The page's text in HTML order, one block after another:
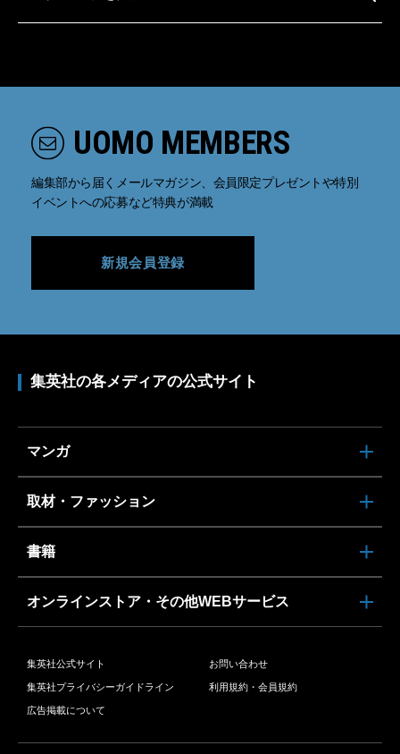
UOMO MEMBERS
編集部から届くメールマガジン、会員限定プレゼントや特別
イベントへの応募など特典が満載
新規会員登録
集英社の各メディアの公式サイト
マンガ
取材・ファッション
書籍
オンラインストア・その他WEBサービス
集英社公式サイト お問い合わせ
集英社プライバシーガイドライン 利用規約・会員規約
広告掲載について